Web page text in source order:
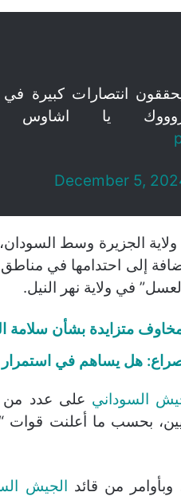
انتصارات كبيرة في
يا
December 5,
الجزيرة وسط السودان،
إلى احتدامها في
في ولاية نهر النيل.
متزايدة بشأن سلامة
هل يساهم في استمرار
السوداني على عدد من
بحسب ما أعلنت قوات “
من قائد الجيش